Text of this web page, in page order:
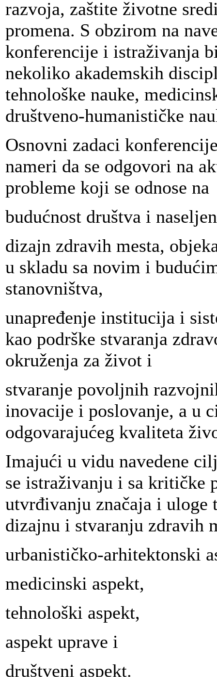
razvoja, zaštite životne
promena. S obzirom na
konferencije i istraživanja
nekoliko akademskih
tehnološke nauke,
društveno-humanističke
Osnovni zadaci
nameri da se odgovori na
probleme koji se odnose na
budućnost društva i
dizajn zdravih mesta,
u skladu sa novim i
stanovništva,
unapređenje institucija i
kao podrške stvaranja
okruženja za život i
stvaranje povoljnih
inovacije i poslovanje, a u
odgovarajućeg kvaliteta
Imajući u vidu navedene
se istraživanju i sa kritičke
utvrđivanju značaja i uloge
dizajnu i stvaranju zdravih
urbanističko-arhitektonski
medicinski aspekt,
tehnološki aspekt,
aspekt uprave i
društveni aspekt.